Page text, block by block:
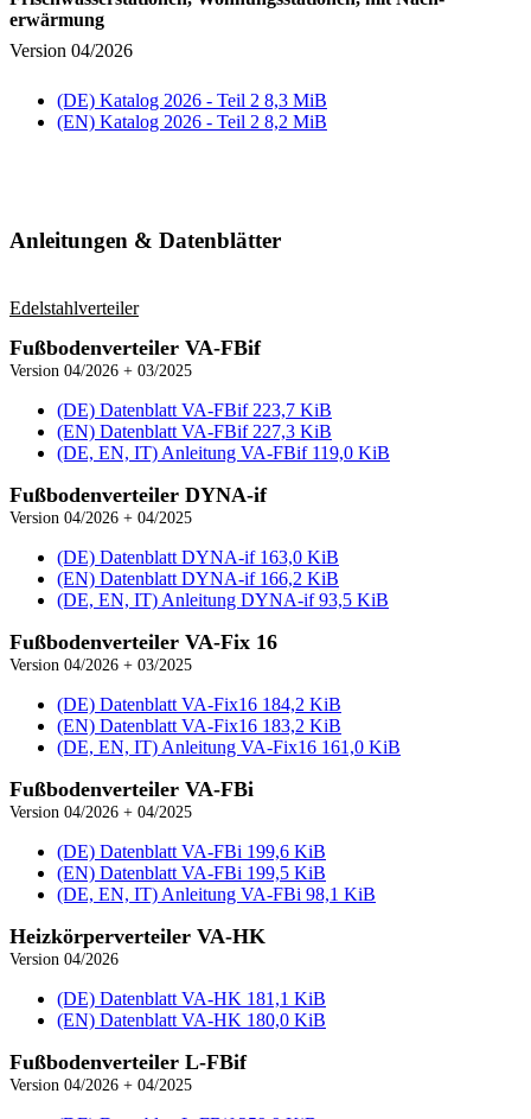
erwärmung
Version 04/2026
(DE) Katalog 2026 - Teil 2 8,3 MiB
(EN) Katalog 2026 - Teil 2 8,2 MiB
Anleitungen & Daten­blätter
Edelstahl­verteiler
Fußboden­verteiler VA‑FBif
Version 04/2026 + 03/2025
(DE) Datenblatt VA‑FBif 223,7 KiB
(EN) Datenblatt VA‑FBif 227,3 KiB
(DE, EN, IT) Anleitung VA‑FBif 119,0 KiB
Fußboden­verteiler DYNA‑if
Version 04/2026 + 04/2025
(DE) Datenblatt DYNA‑if 163,0 KiB
(EN) Datenblatt DYNA‑if 166,2 KiB
(DE, EN, IT) Anleitung DYNA‑if 93,5 KiB
Fußboden­verteiler VA‑Fix 16
Version 04/2026 + 03/2025
(DE) Datenblatt VA‑Fix16 184,2 KiB
(EN) Datenblatt VA‑Fix16 183,2 KiB
(DE, EN, IT) Anleitung VA‑Fix16 161,0 KiB
Fußboden­verteiler VA‑FBi
Version 04/2026 + 04/2025
(DE) Datenblatt VA‑FBi 199,6 KiB
(EN) Datenblatt VA‑FBi 199,5 KiB
(DE, EN, IT) Anleitung VA‑FBi 98,1 KiB
Heizkörper­verteiler VA‑HK
Version 04/2026
(DE) Datenblatt VA‑HK 181,1 KiB
(EN) Datenblatt VA‑HK 180,0 KiB
Fußboden­verteiler L‑FBif
Version 04/2026 + 04/2025